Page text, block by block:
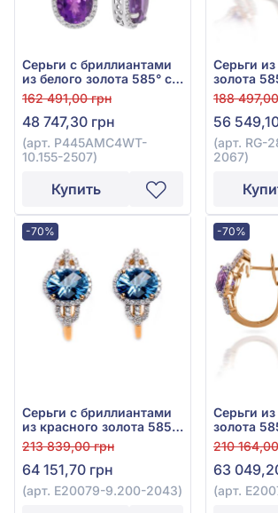
Серьги с бриллиантами
из белого золота 585° с
бриллиантом 0,4ct и
аметистом 3,7ct, арт.
P445AMC4WT-10.155-
2507
162 491,00 грн
48 747,30 грн
(арт. P445AMC4WT-
10.155-2507)
Купить
Серьги
золота
RG-
188
56
(арт. RG-
2067)
-70%
Серьги с бриллиантами
из красного золота 585°
с бриллиантом 0,41ct и
топазом Sky Blue 3,68ct,
арт. E20079-9.200-2043
213 839,00 грн
64 151,70 грн
(арт. E20079-9.200-2043)
-70%
Серьги
золота
E20079-
210
63
(арт.